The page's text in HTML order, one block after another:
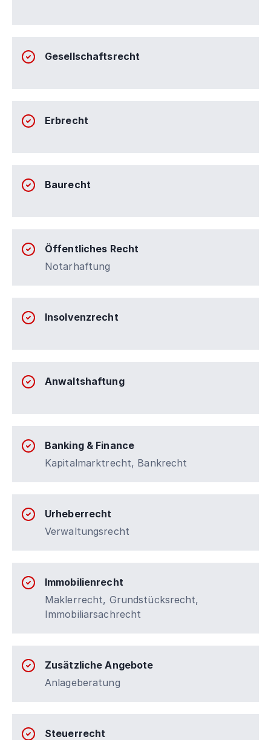
Gesellschaftsrecht
Erbrecht
Baurecht
Öffentliches Recht
Notarhaftung
Insolvenzrecht
Anwaltshaftung
Banking & Finance
Kapitalmarktrecht, Bankrecht
Urheberrecht
Verwaltungsrecht
Immobilienrecht
Maklerrecht, Grundstücksrecht,
Immobiliarsachrecht
Zusätzliche Angebote
Anlageberatung
Steuerrecht